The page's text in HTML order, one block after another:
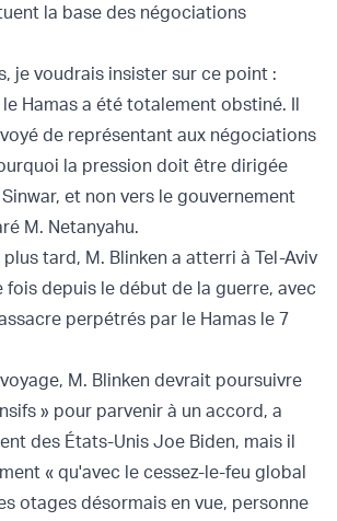
la base des négociations
je voudrais insister sur ce point :
Hamas a été totalement obstiné. Il
de représentant aux négociations
la pression doit être dirigée
et non vers le gouvernement
M. Netanyahu.
tard, M. Blinken a atterri à Tel-Aviv
fois depuis le début de la guerre, avec
perpétrés par le Hamas le 7
M. Blinken devrait poursuivre
» pour parvenir à un accord, a
des États-Unis Joe Biden, mais il
« qu'avec le cessez-le-feu global
otages désormais en vue, personne